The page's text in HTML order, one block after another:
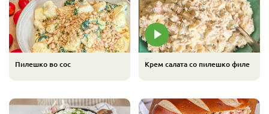
Пилешко во сос Kрем салата со пилешко филе